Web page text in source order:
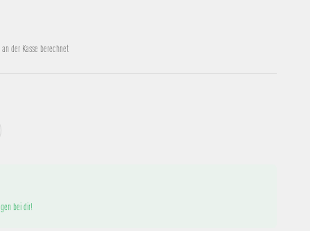
der Kasse berechnet
bei dir!